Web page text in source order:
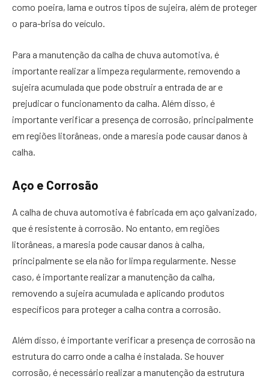
como poeira, lama e outros tipos de sujeira, além de proteger
o para-brisa do veículo.
Para a manutenção da calha de chuva automotiva, é
importante realizar a limpeza regularmente, removendo a
sujeira acumulada que pode obstruir a entrada de ar e
prejudicar o funcionamento da calha. Além disso, é
importante verificar a presença de corrosão, principalmente
em regiões litorâneas, onde a maresia pode causar danos à
calha.
Aço e Corrosão
A calha de chuva automotiva é fabricada em aço galvanizado,
que é resistente à corrosão. No entanto, em regiões
litorâneas, a maresia pode causar danos à calha,
principalmente se ela não for limpa regularmente. Nesse
caso, é importante realizar a manutenção da calha,
removendo a sujeira acumulada e aplicando produtos
específicos para proteger a calha contra a corrosão.
Além disso, é importante verificar a presença de corrosão na
estrutura do carro onde a calha é instalada. Se houver
corrosão, é necessário realizar a manutenção da estrutura